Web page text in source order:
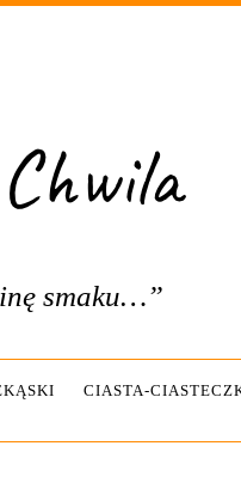
smaku…”
CIASTA-